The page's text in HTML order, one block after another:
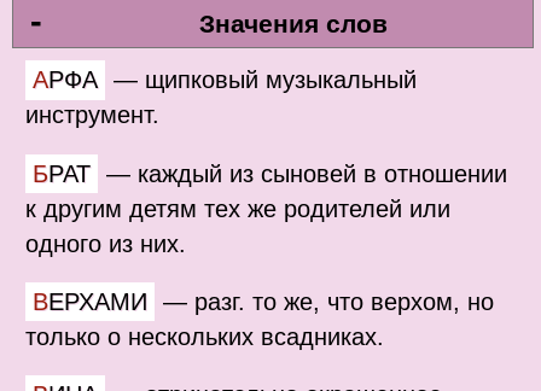
- Значения слов
АРФА — щипковый музыкальный
инструмент.
БРАТ — каждый из сыновей в отношении
к другим детям тех же родителей или
одного из них.
ВЕРХАМИ — разг. то же, что верхом, но
только о нескольких всадниках.